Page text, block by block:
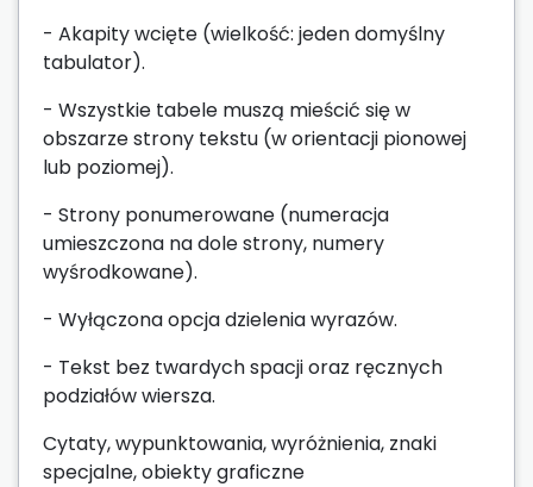
- Akapity wcięte (wielkość: jeden domyślny
tabulator).
- Wszystkie tabele muszą mieścić się w
obszarze strony tekstu (w orientacji pionowej
lub poziomej).
- Strony ponumerowane (numeracja
umieszczona na dole strony, numery
wyśrodkowane).
- Wyłączona opcja dzielenia wyrazów.
- Tekst bez twardych spacji oraz ręcznych
podziałów wiersza.
Cytaty, wypunktowania, wyróżnienia, znaki
specjalne, obiekty graficzne